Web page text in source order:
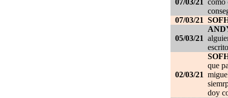
07/03/21 como
07/03/21
05/03/21
02/03/21
que
doy